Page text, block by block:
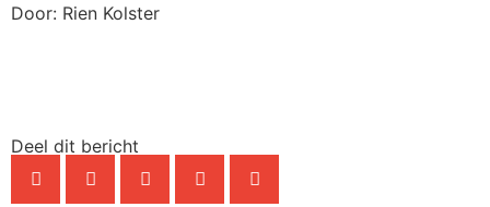
Door: Rien Kolster
Deel dit bericht